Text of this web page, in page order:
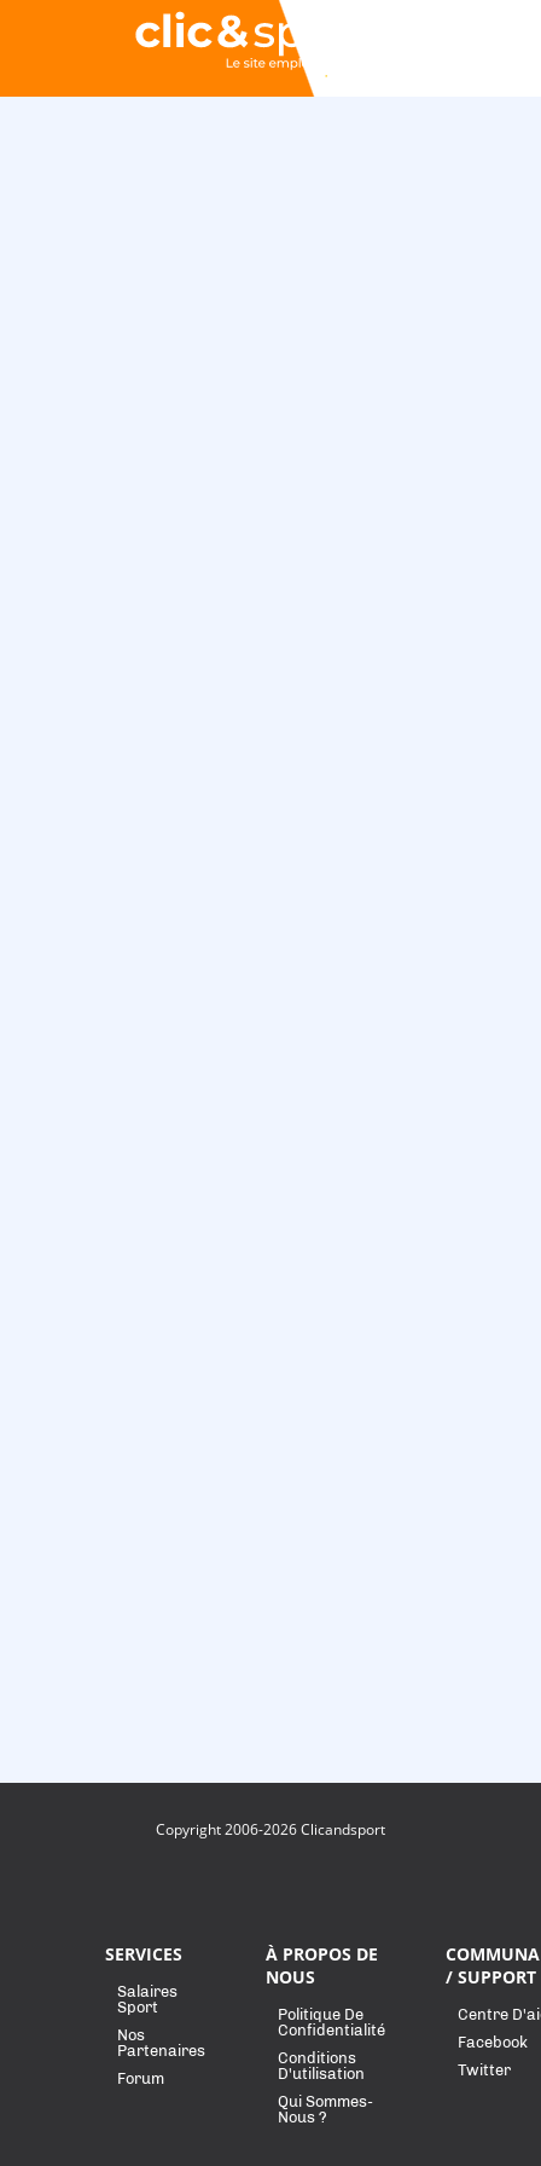
Copyright 2006-2026 Clicandsport
SERVICES
Salaires
Sport
Nos
Partenaires
Forum
À PROPOS DE
NOUS
Politique De
Confidentialité
Conditions
D'utilisation
Qui Sommes-
Nous ?
/ SUPPORT
Centre
Facebook
Twitter